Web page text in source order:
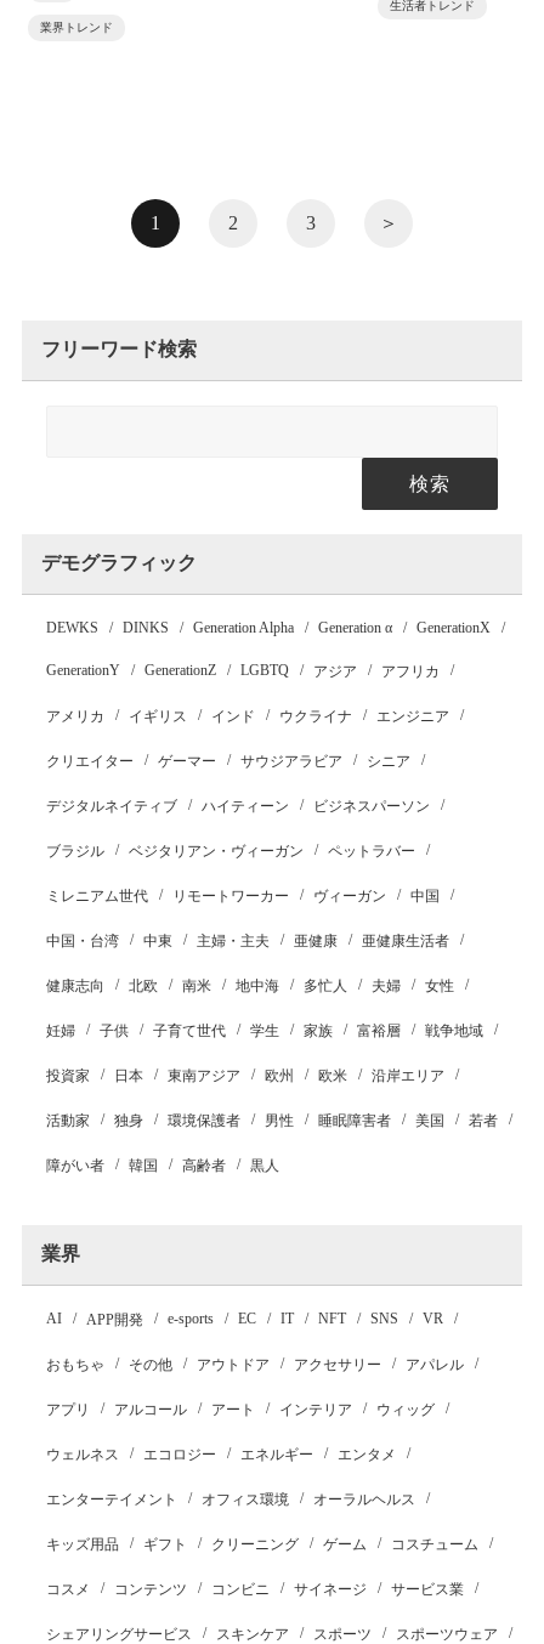
フリーワード検索
検索
デモグラフィック
DEWKS DINKS Generation Alpha Generation α GenerationX
GenerationY GenerationZ LGBTQ アジア アフリカ
アメリカ イギリス インド ウクライナ エンジニア
クリエイター ゲーマー サウジアラビア シニア
デジタルネイティブ ハイティーン ビジネスパーソン
ブラジル ベジタリアン・ヴィーガン ペットラバー
ミレニアム世代 リモートワーカー ヴィーガン 中国
中国・台湾 中東 主婦・主夫 亜健康 亜健康生活者
健康志向 北欧 南米 地中海 多忙人 夫婦 女性
妊婦 子供 子育て世代 学生 家族 富裕層 戦争地域
投資家 日本 東南アジア 欧州 欧米 沿岸エリア
活動家 独身 環境保護者 男性 睡眠障害者 美国 若者
障がい者 韓国 高齢者 黒人
業界
AI APP開発 e-sports EC IT NFT SNS VR
おもちゃ その他 アウトドア アクセサリー アパレル
アプリ アルコール アート インテリア ウィッグ
ウェルネス エコロジー エネルギー エンタメ
エンターテイメント オフィス環境 オーラルヘルス
キッズ用品 ギフト クリーニング ゲーム コスチューム
コスメ コンテンツ コンビニ サイネージ サービス業
シェアリングサービス スキンケア スポーツ スポーツウェア
業界トレンド
生活者トレンド
1 2 3 ＞